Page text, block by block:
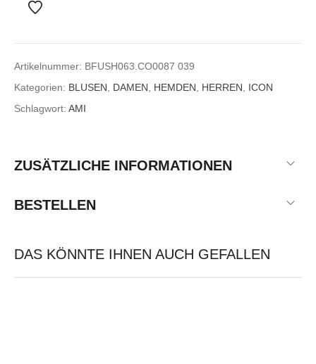
Artikelnummer: BFUSH063.CO0087 039
Kategorien: BLUSEN DAMEN HEMDEN HERREN
ICON
Schlagwort: AMI
ZUSÄTZLICHE INFORMATIONEN
BESTELLEN
DAS KÖNNTE IHNEN AUCH GEFALLEN